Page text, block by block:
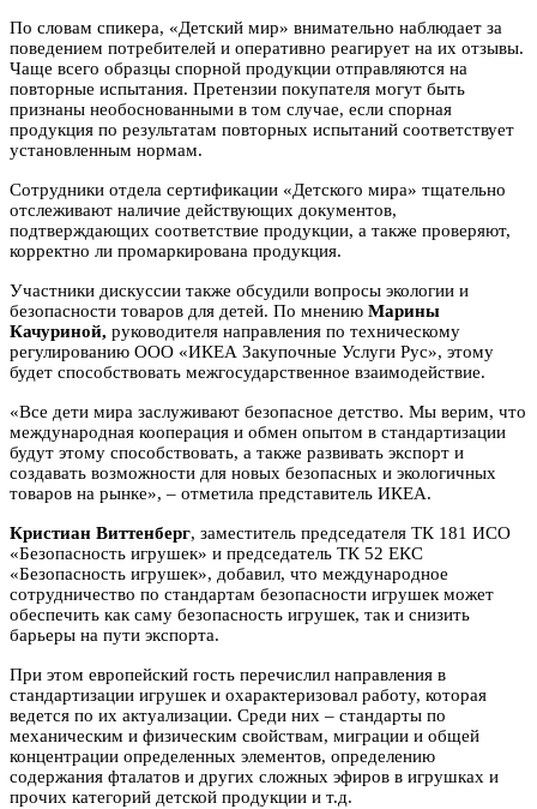
По словам спикера, «Детский мир» внимательно наблюдает за
поведением потребителей и оперативно реагирует на их отзывы.
Чаще всего образцы спорной продукции отправляются на
повторные испытания. Претензии покупателя могут быть
признаны необоснованными в том случае, если спорная
продукция по результатам повторных испытаний соответствует
установленным нормам.
Сотрудники отдела сертификации «Детского мира» тщательно
отслеживают наличие действующих документов,
подтверждающих соответствие продукции, а также проверяют,
корректно ли промаркирована продукция.
Участники дискуссии также обсудили вопросы экологии и
безопасности товаров для детей. По мнению Марины
Качуриной, руководителя направления по техническому
регулированию ООО «ИКЕА Закупочные Услуги Рус», этому
будет способствовать межгосударственное взаимодействие.
«Все дети мира заслуживают безопасное детство. Мы верим, что
международная кооперация и обмен опытом в стандартизации
будут этому способствовать, а также развивать экспорт и
создавать возможности для новых безопасных и экологичных
товаров на рынке», – отметила представитель ИКЕА.
Кристиан Виттенберг, заместитель председателя ТК 181 ИСО
«Безопасность игрушек» и председатель ТК 52 ЕКС
«Безопасность игрушек», добавил, что международное
сотрудничество по стандартам безопасности игрушек может
обеспечить как саму безопасность игрушек, так и снизить
барьеры на пути экспорта.
При этом европейский гость перечислил направления в
стандартизации игрушек и охарактеризовал работу, которая
ведется по их актуализации. Среди них – стандарты по
механическим и физическим свойствам, миграции и общей
концентрации определенных элементов, определению
содержания фталатов и других сложных эфиров в игрушках и
прочих категорий детской продукции и т.д.